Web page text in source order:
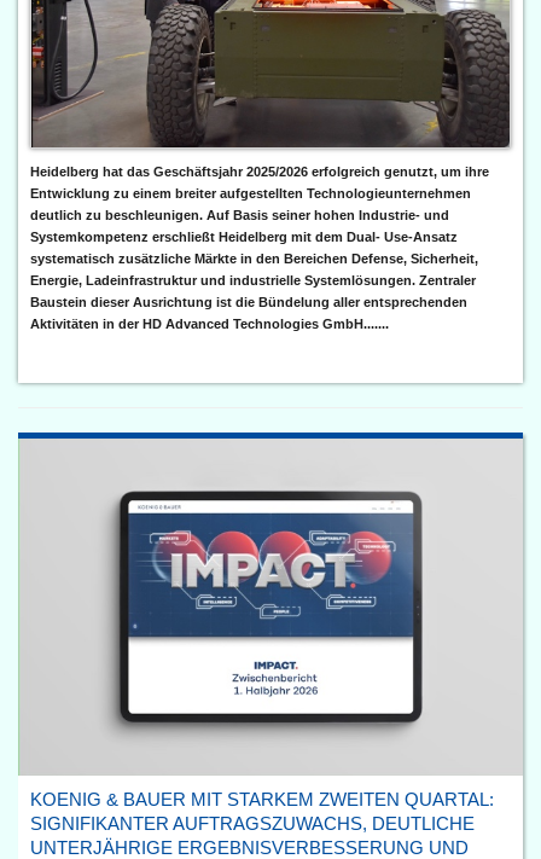
Heidelberg hat das Geschäftsjahr 2025/2026 erfolgreich genutzt, um ihre
Entwicklung zu einem breiter aufgestellten Technologieunternehmen
deutlich zu beschleunigen. Auf Basis seiner hohen Industrie- und
Systemkompetenz erschließt Heidelberg mit dem Dual- Use-Ansatz
systematisch zusätzliche Märkte in den Bereichen Defense, Sicherheit,
Energie, Ladeinfrastruktur und industrielle Systemlösungen. Zentraler
Baustein dieser Ausrichtung ist die Bündelung aller entsprechenden
Aktivitäten in der HD Advanced Technologies GmbH.......
KOENIG & BAUER MIT STARKEM ZWEITEN QUARTAL:
SIGNIFIKANTER AUFTRAGSZUWACHS, DEUTLICHE
UNTERJÄHRIGE ERGEBNISVERBESSERUNG UND